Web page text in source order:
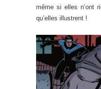
même si elles n’ont
qu’elles illustrent !